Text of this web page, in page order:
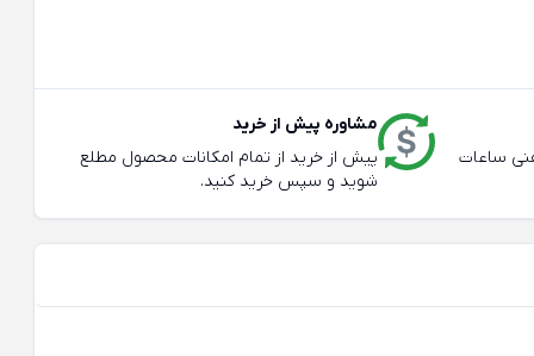
و تلفنی ساعات
مشاوره پیش از خرید
پیش از خرید از تمام امکانات محصول مطلع
شوید و سپس خرید کنید.